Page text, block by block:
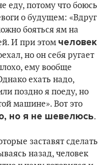
еду, потому что боюсь
о будущем: «Вдруг
бояться ям на
И при этом человек
но он себя ругает
ему вообще
ехать надо,
поздно я поеду, но
машине». Вот это
но я не шевелюсь.
заставят сделать
назад, человек